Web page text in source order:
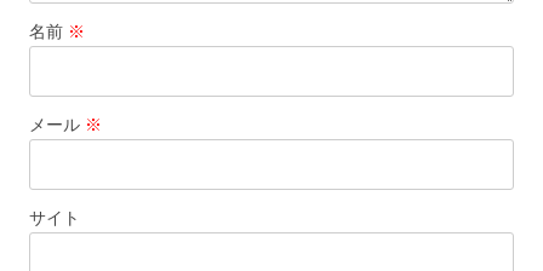
名前 ※
メール ※
サイト